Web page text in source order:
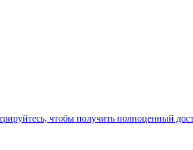
чтобы получить полноценный